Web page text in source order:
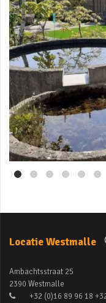
Locatie Westmalle
Ambachtsstraat 25
2390 Westmalle
+32 (0)16 89 96 18